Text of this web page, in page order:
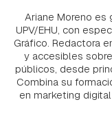
Ariane Moreno es
UPV/EHU, con
Gráfico. Redactora
y accesibles
públicos, desde
Combina su
en marketing